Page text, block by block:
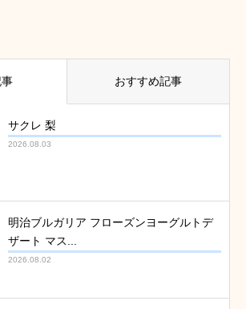
おすすめ記事
サクレ 梨
2026.08.03
明治ブルガリア フローズンヨーグルトデ
ザート マス...
2026.08.02